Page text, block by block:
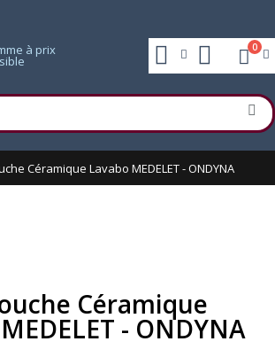
0
Céramique Lavabo MEDELET - ONDYNA
Céramique
- ONDYNA